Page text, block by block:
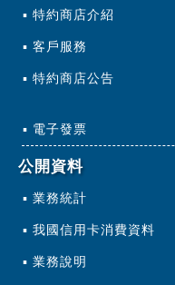
特約商店介紹
客戶服務
特約商店公告
電子發票
公開資料
業務統計
我國信用卡消費資料
業務說明